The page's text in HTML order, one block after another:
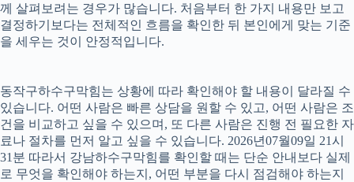
께 살펴보려는 경우가 많습니다. 처음부터 한 가지 내용만 보고
결정하기보다는 전체적인 흐름을 확인한 뒤 본인에게 맞는 기준
을 세우는 것이 안정적입니다.
동작구하수구막힘는 상황에 따라 확인해야 할 내용이 달라질 수
있습니다. 어떤 사람은 빠른 상담을 원할 수 있고, 어떤 사람은 조
건을 비교하고 싶을 수 있으며, 또 다른 사람은 진행 전 필요한 자
료나 절차를 먼저 알고 싶을 수 있습니다. 2026년07월09일 21시
31분 따라서 강남하수구막힘를 확인할 때는 단순 안내보다 실제
로 무엇을 확인해야 하는지, 어떤 부분을 다시 점검해야 하는지